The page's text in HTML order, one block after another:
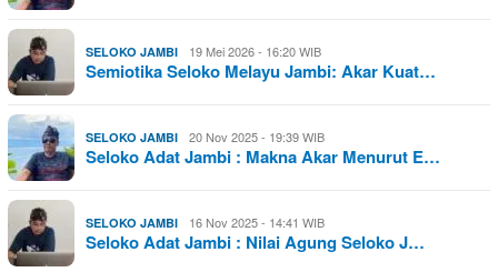
SELOKO JAMBI 19 Mei 2026 - 16:20 WIB
Semiotika Seloko Melayu Jambi: Akar Kuat…
SELOKO JAMBI 20 Nov 2025 - 19:39 WIB
Seloko Adat Jambi : Makna Akar Menurut E…
SELOKO JAMBI 16 Nov 2025 - 14:41 WIB
Seloko Adat Jambi : Nilai Agung Seloko J…